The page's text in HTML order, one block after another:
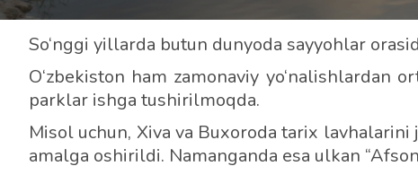
So‘nggi yillarda butun dunyoda sayyohlar
O‘zbekiston ham zamonaviy yo‘nalishlardan
parklar ishga tushirilmoqda.
Misol uchun, Xiva va Buxoroda tarix
amalga oshirildi. Namanganda esa ulkan